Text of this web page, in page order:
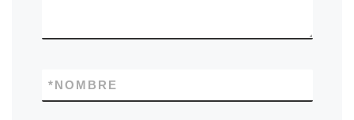
NOMBRE
*